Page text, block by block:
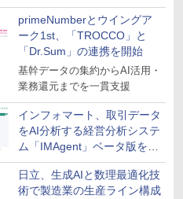
整を効率化
primeNumberとウイングア
ーク1st、「TROCCO」と
「Dr.Sum」の連携を開始
基幹データの集約からAI活用・
業務還元までを一貫支援
インフォマート、取引データ
をAI分析する経営分析システ
ム「IMAgent」ベータ版を提
供
日立、生成AIと数理最適化技
術で製造業の生産ライン構成